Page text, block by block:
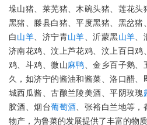
垛山猪、莱芜猪、木碗头猪、莲花
黑猪、滕县白猪、平度黑猪、黑岔
白山羊 、济宁青山羊 、沂蒙黑山羊
济南花鸡、汶上芦花鸡、汶上百日
鸡、斗鸡、微山麻鸭 、金乡百子鹅
久，如济宁的酱油和酱菜、洛口醋、
城西瓜酱、古酿兰陵美酒、平阴玫瑰
胶酒、烟台葡萄酒 、张裕白兰地等
物产，为鲁菜的发展提供了丰富的物质